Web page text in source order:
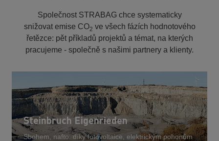
Společnost STRABAG chce systematicky
snižovat emise CO2 ve všech fázích hodnotového
řetězce: pět příkladů projektů a témat, na kterých
pracujeme - společně s našimi partnery a klienty.
Steinbruch Eigenrieden
Sbohem, nafto: díky fotovoltaice, elektrickým pohonům